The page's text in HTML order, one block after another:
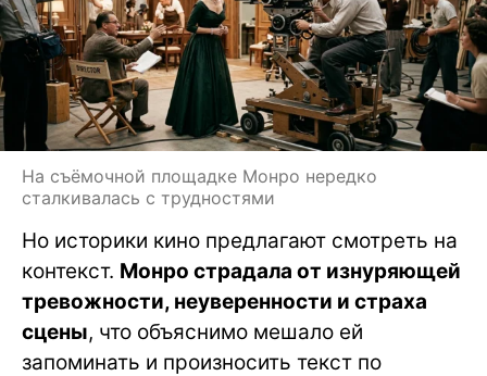
На съёмочной площадке Монро нередко
сталкивалась с трудностями
Но историки кино предлагают смотреть на
контекст. Монро страдала от изнуряющей
тревожности, неуверенности и страха
сцены, что объяснимо мешало ей
запоминать и произносить текст по